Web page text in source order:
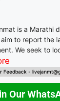
is a Marathi
to report the
We seek to
from the
Feedback -
Our